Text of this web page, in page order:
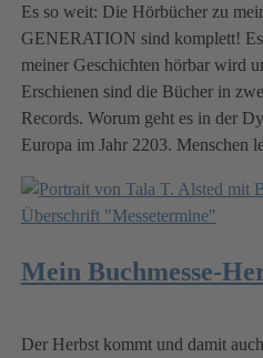
Es so weit: Die Hörbücher zu
GENERATION sind komplett! Es
meiner Geschichten hörbar wird
Erschienen sind die Bücher in
Records. Worum geht es in der
Europa im Jahr 2203. Menschen
Mein Buchmesse-
Der Herbst kommt und damit